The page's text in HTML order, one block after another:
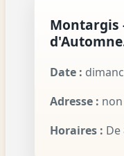
Montargis
Date :
Adresse :
Horaires : De